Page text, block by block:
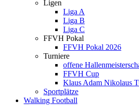
Ligen
Liga A
Liga B
Liga C
FFVH Pokal
FFVH Pokal 2026
Turniere
offene
FFVH Cup
Klaus Adam Nikolaus
Sportplätze
Walking Football